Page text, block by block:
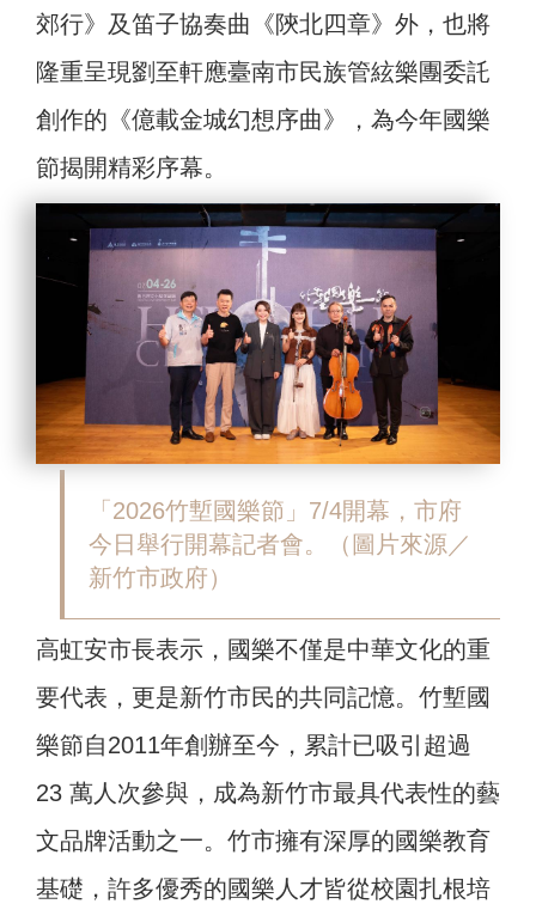
郊行》及笛子協奏曲《陝北四章》外，也將
隆重呈現劉至軒應臺南市民族管絃樂團委託
創作的《億載金城幻想序曲》，為今年國樂
節揭開精彩序幕。
「2026竹塹國樂節」7/4開幕，市府
今日舉行開幕記者會。（圖片來源／
新竹市政府）
高虹安市長表示，國樂不僅是中華文化的重
要代表，更是新竹市民的共同記憶。竹塹國
樂節自2011年創辦至今，累計已吸引超過
23 萬人次參與，成為新竹市最具代表性的藝
文品牌活動之一。竹市擁有深厚的國樂教育
基礎，許多優秀的國樂人才皆從校園扎根培